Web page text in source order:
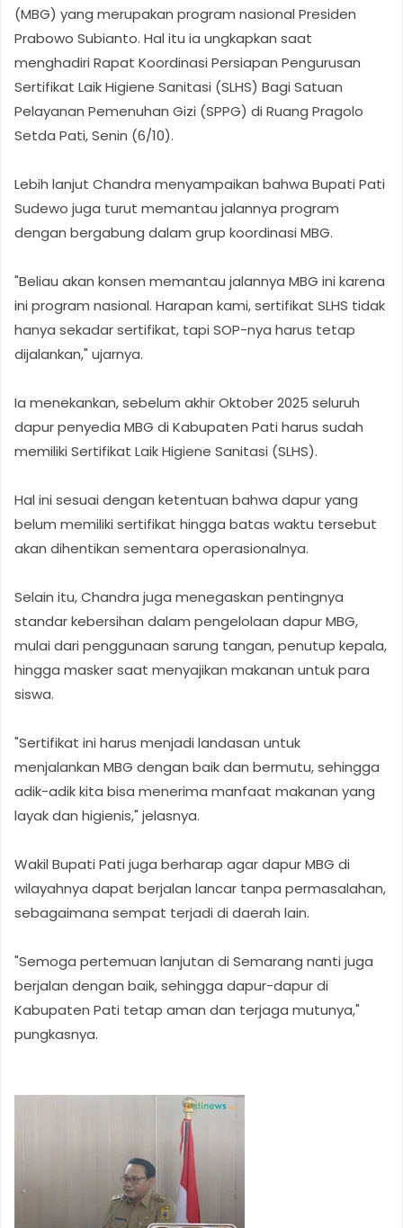
(MBG) yang merupakan program nasional Presiden
Prabowo Subianto. Hal itu ia ungkapkan saat
menghadiri Rapat Koordinasi Persiapan Pengurusan
Sertifikat Laik Higiene Sanitasi (SLHS) Bagi Satuan
Pelayanan Pemenuhan Gizi (SPPG) di Ruang Pragolo
Setda Pati, Senin (6/10).
Lebih lanjut Chandra menyampaikan bahwa Bupati Pati
Sudewo juga turut memantau jalannya program
dengan bergabung dalam grup koordinasi MBG.
"Beliau akan konsen memantau jalannya MBG ini karena
ini program nasional. Harapan kami, sertifikat SLHS tidak
hanya sekadar sertifikat, tapi SOP-nya harus tetap
dijalankan," ujarnya.
Ia menekankan, sebelum akhir Oktober 2025 seluruh
dapur penyedia MBG di Kabupaten Pati harus sudah
memiliki Sertifikat Laik Higiene Sanitasi (SLHS).
Hal ini sesuai dengan ketentuan bahwa dapur yang
belum memiliki sertifikat hingga batas waktu tersebut
akan dihentikan sementara operasionalnya.
Selain itu, Chandra juga menegaskan pentingnya
standar kebersihan dalam pengelolaan dapur MBG,
mulai dari penggunaan sarung tangan, penutup kepala,
hingga masker saat menyajikan makanan untuk para
siswa.
"Sertifikat ini harus menjadi landasan untuk
menjalankan MBG dengan baik dan bermutu, sehingga
adik-adik kita bisa menerima manfaat makanan yang
layak dan higienis," jelasnya.
Wakil Bupati Pati juga berharap agar dapur MBG di
wilayahnya dapat berjalan lancar tanpa permasalahan,
sebagaimana sempat terjadi di daerah lain.
"Semoga pertemuan lanjutan di Semarang nanti juga
berjalan dengan baik, sehingga dapur-dapur di
Kabupaten Pati tetap aman dan terjaga mutunya,"
pungkasnya.